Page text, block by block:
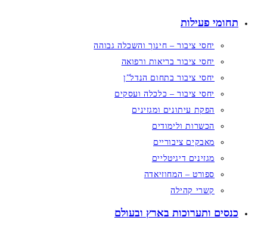
תחומי פעילות
יחסי ציבור – חינוך והשכלה גבוהה
יחסי ציבור בריאות ורפואה
יחסי ציבור בתחום הנדל”ן
יחסי ציבור – כלכלה ועסקים
הפקת עיתונים ומגזינים
הכשרות ולימודים
מאבקים ציבוריים
מגזינים דיגיטליים
ספורט – המחוזיאדה
קשרי קהילה
כנסים ותערוכות בארץ ובעולם